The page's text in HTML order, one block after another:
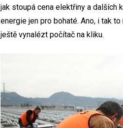
jak stoupá cena elektřiny a dalších
energie jen pro bohaté. Ano, i tak
ještě vynalézt počítač na kliku.